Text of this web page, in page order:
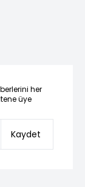
her
üye
Kaydet